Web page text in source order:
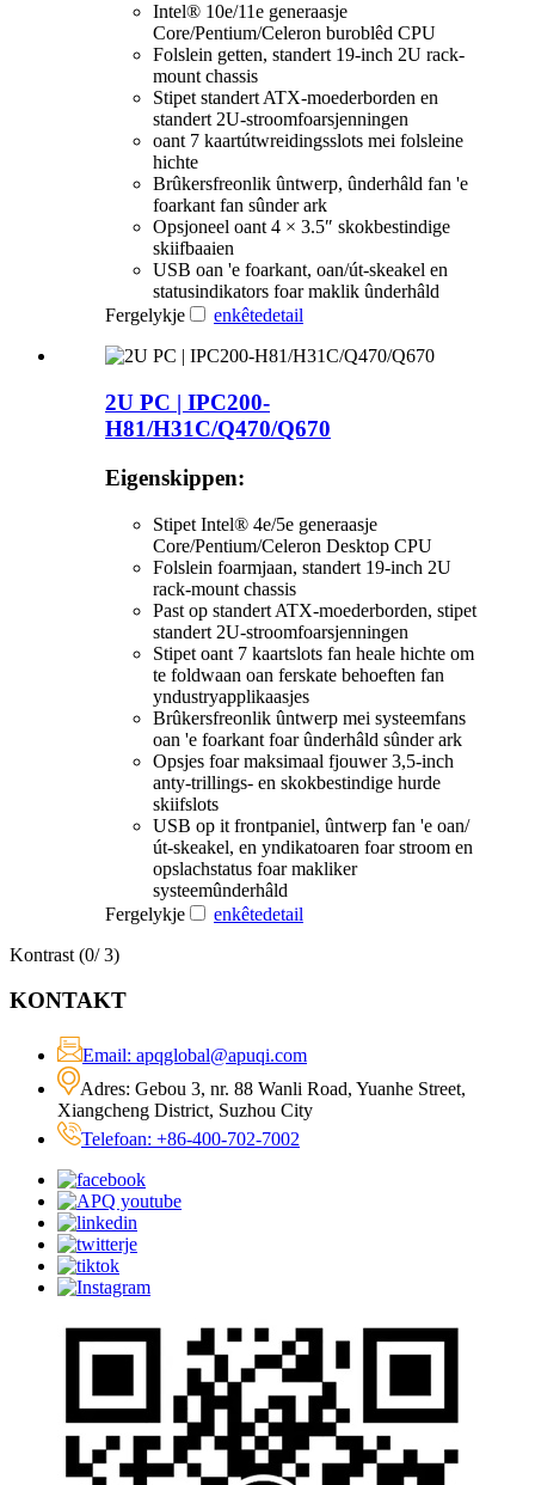
Intel® 10e/11e generaasje
Core/Pentium/Celeron buroblêd CPU
Folslein getten, standert 19-inch 2U rack-
mount chassis
Stipet standert ATX-moederborden en
standert 2U-stroomfoarsjenningen
oant 7 kaartútwreidingsslots mei folsleine
hichte
Brûkersfreonlik ûntwerp, ûnderhâld fan 'e
foarkant fan sûnder ark
Opsjoneel oant 4 × 3.5″ skokbestindige
skiifbaaien
USB oan 'e foarkant, oan/út-skeakel en
statusindikators foar maklik ûnderhâld
Fergelykje
enkêtedetail
2U PC | IPC200-
H81/H31C/Q470/Q670
Eigenskippen:
Stipet Intel® 4e/5e generaasje
Core/Pentium/Celeron Desktop CPU
Folslein foarmjaan, standert 19-inch 2U
rack-mount chassis
Past op standert ATX-moederborden, stipet
standert 2U-stroomfoarsjenningen
Stipet oant 7 kaartslots fan heale hichte om
te foldwaan oan ferskate behoeften fan
yndustryapplikaasjes
Brûkersfreonlik ûntwerp mei systeemfans
oan 'e foarkant foar ûnderhâld sûnder ark
Opsjes foar maksimaal fjouwer 3,5-inch
anty-trillings- en skokbestindige hurde
skiifslots
USB op it frontpaniel, ûntwerp fan 'e oan/
út-skeakel, en yndikatoaren foar stroom en
opslachstatus foar makliker
systeemûnderhâld
Fergelykje
enkêtedetail
Kontrast (0/ 3)
KONTAKT
Email: apqglobal@apuqi.com
Adres: Gebou 3, nr. 88 Wanli Road, Yuanhe Street,
Xiangcheng District, Suzhou City
Telefoan: +86-400-702-7002